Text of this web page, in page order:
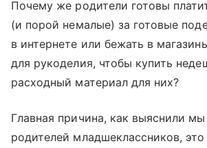
Почему же родители готовы
(и порой немалые) за готовые
в интернете или бежать в
для рукоделия, чтобы купить
расходный материал для них?
Главная причина, как выяснили
родителей младшеклассников,